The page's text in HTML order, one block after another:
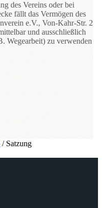
des Vereins oder bei
fällt das Vermögen des
e.V., Von-Kahr-Str. 2
und ausschließlich
Wegearbeit) zu verwenden
/ Satzung